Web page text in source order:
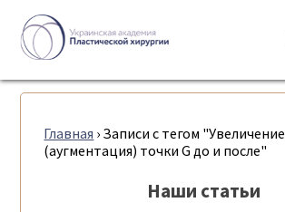
Главная › Записи с тегом "Увеличение
(аугментация) точки G до и после"
Наши статьи